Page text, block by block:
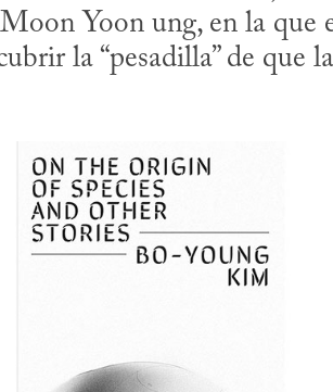
Yoon ung, en la que
la “pesadilla” de que